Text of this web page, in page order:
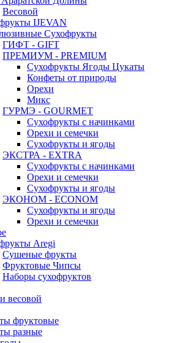
Весовой
IJEVAN
Сухофрукты
ГИФТ - GIFT
ПРЕМИУМ - PREMIUM
Сухофрукты Ягоды Цукаты
Конфеты от природы
Орехи
Микс
ГУРМЭ - GOURMET
Сухофрукты с начинками
Орехи и семечки
Сухофрукты и ягоды
ЭКСТРА - EXTRA
Сухофрукты с начинками
Орехи и семечки
Сухофрукты и ягоды
ЭКОНОМ - ECONOM
Сухофрукты и ягоды
Орехи и семечки
Aregi
Сушеные фрукты
Фруктовые Чипсы
Наборы сухофруктов
весовой
фруктовые
разные